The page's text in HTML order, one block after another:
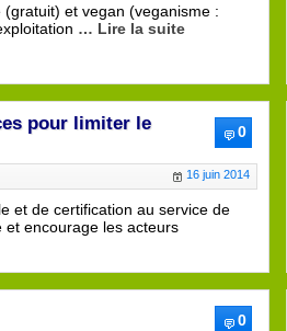
(gratuit) et vegan (veganisme :
… Lire la suite
0
pour limiter le
16 juin 2014
et de certification au service de
et encourage les acteurs
0